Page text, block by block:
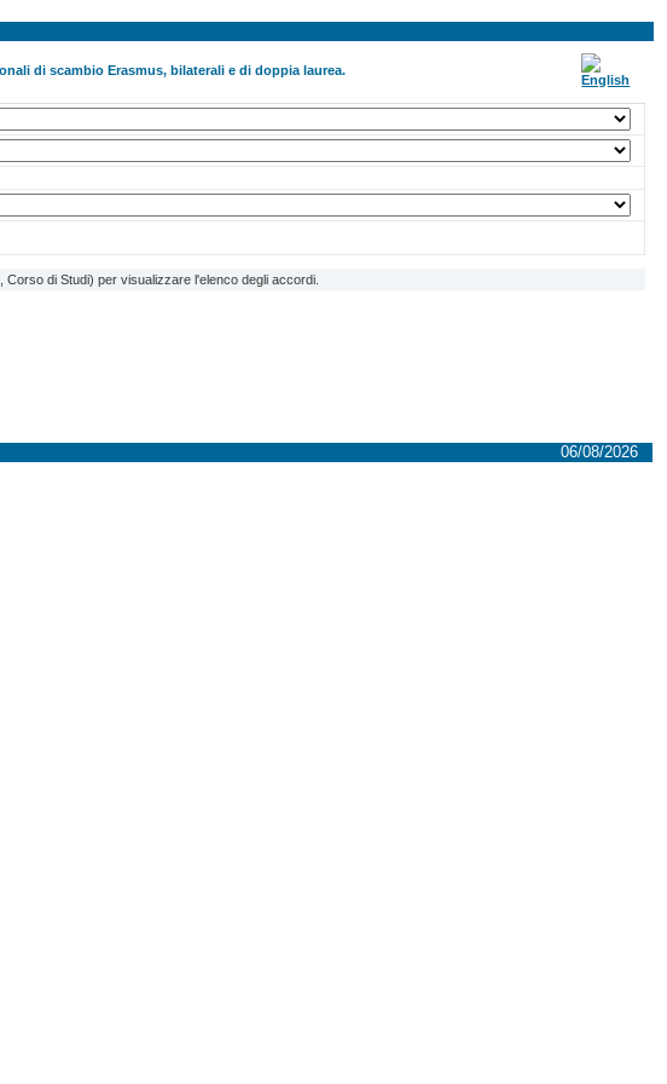
di scambio Erasmus, bilaterali e di doppia laurea.
di Studi) per visualizzare l'elenco degli accordi.
06/08/2026